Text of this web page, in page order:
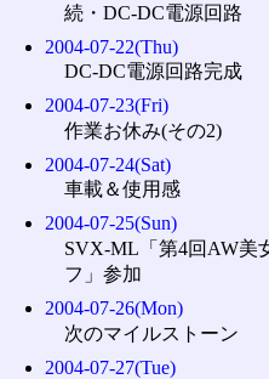
続・DC-DC電源回路
2004-07-22(Thu)
DC-DC電源回路完成
2004-07-23(Fri)
作業お休み(その2)
2004-07-24(Sat)
車載＆使用感
2004-07-25(Sun)
SVX-ML「第4回AW美
フ」参加
2004-07-26(Mon)
次のマイルストーン
2004-07-27(Tue)